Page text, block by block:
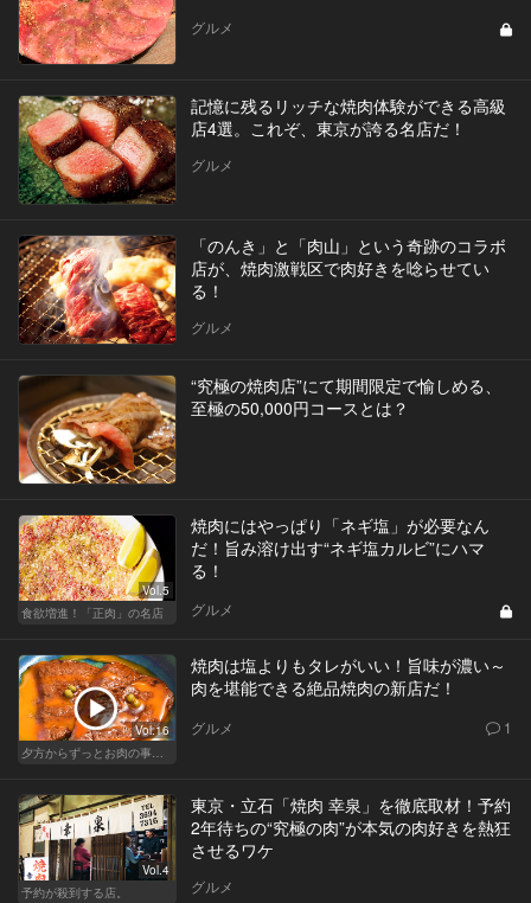
グルメ
記憶に残るリッチな焼肉体験ができる高級
店4選。これぞ、東京が誇る名店だ！
グルメ
「のんき」と「肉山」という奇跡のコラボ
店が、焼肉激戦区で肉好きを唸らせてい
る！
グルメ
“究極の焼肉店”にて期間限定で愉しめる、
至極の50,000円コースとは？
Vol.5
食欲増進！「正肉」の名店
焼肉にはやっぱり「ネギ塩」が必要なん
だ！旨み溶け出す“ネギ塩カルビ”にハマ
る！
グルメ
Vol.16
夕方からずっとお肉の事を考えてる貴方へ
焼肉は塩よりもタレがいい！旨味が濃い～
肉を堪能できる絶品焼肉の新店だ！
グルメ 1
Vol.4
予約が殺到する店。
東京・立石「焼肉 幸泉」を徹底取材！予約
2年待ちの“究極の肉”が本気の肉好きを熱狂
させるワケ
グルメ